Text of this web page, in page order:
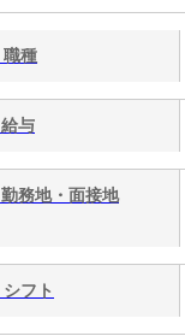
職種
給与
勤務地・面接地
シフト